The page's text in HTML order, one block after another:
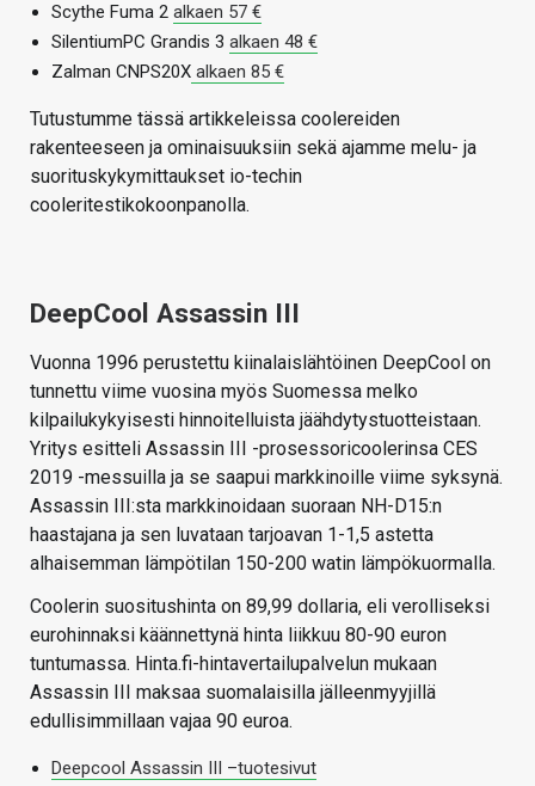
Scythe Fuma 2 alkaen 57 €
SilentiumPC Grandis 3 alkaen 48 €
Zalman CNPS20X alkaen 85 €
Tutustumme tässä artikkeleissa coolereiden
rakenteeseen ja ominaisuuksiin sekä ajamme melu- ja
suorituskykymittaukset io-techin
cooleritestikokoonpanolla.
DeepCool Assassin III
Vuonna 1996 perustettu kiinalaislähtöinen DeepCool on
tunnettu viime vuosina myös Suomessa melko
kilpailukykyisesti hinnoitelluista jäähdytystuotteistaan.
Yritys esitteli Assassin III -prosessoricoolerinsa CES
2019 -messuilla ja se saapui markkinoille viime syksynä.
Assassin III:sta markkinoidaan suoraan NH-D15:n
haastajana ja sen luvataan tarjoavan 1-1,5 astetta
alhaisemman lämpötilan 150-200 watin lämpökuormalla.
Coolerin suositushinta on 89,99 dollaria, eli verolliseksi
eurohinnaksi käännettynä hinta liikkuu 80-90 euron
tuntumassa. Hinta.fi-hintavertailupalvelun mukaan
Assassin III maksaa suomalaisilla jälleenmyyjillä
edullisimmillaan vajaa 90 euroa.
Deepcool Assassin III –tuotesivut